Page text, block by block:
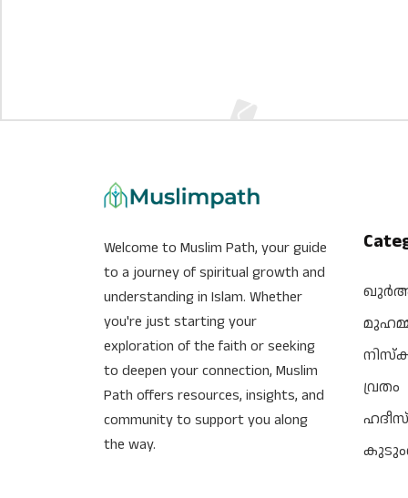
Welcome to Muslim Path, your guide
to a journey of spiritual growth and
understanding in Islam. Whether
you're just starting your
exploration of the faith or seeking
to deepen your connection, Muslim
Path offers resources, insights, and
community to support you along
the way.
വ്രതം
ഹദീസ്